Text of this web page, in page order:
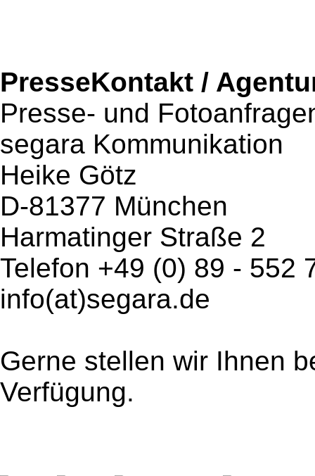
PresseKontakt /
Presse- und
segara Kommunikation
Heike Götz
D-81377 München
Harmatinger Straße 2
Telefon +49 (0) 89 - 552
info(at)segara.de
Gerne stellen wir Ihnen
Verfügung.